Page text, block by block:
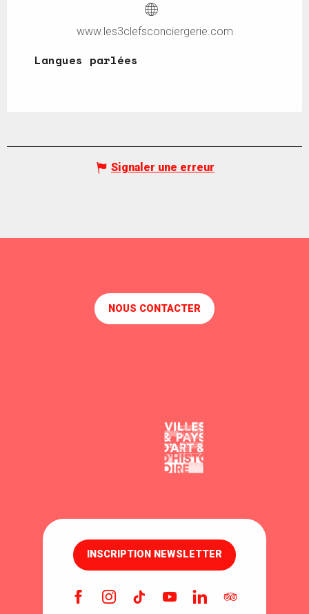
www.les3clefsconciergerie.com
Langues parlées
Langues parlées
Signaler une erreur
NOUS CONTACTER
INSCRIPTION NEWSLETTER